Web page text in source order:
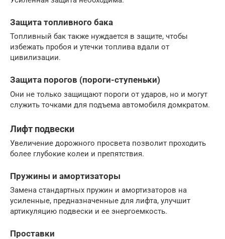
Защита топливного бака
Топливный бак также нуждается в защите, чтобы
избежать пробоя и утечки топлива вдали от
цивилизации.
Защита порогов (пороги-ступеньки)
Они не только защищают пороги от ударов, но и могут
служить точками для подъема автомобиля домкратом.
Лифт подвески
Увеличение дорожного просвета позволит проходить
более глубокие колеи и препятствия.
Пружины и амортизаторы
Замена стандартных пружин и амортизаторов на
усиленные, предназначенные для лифта, улучшит
артикуляцию подвески и ее энергоемкость.
Проставки